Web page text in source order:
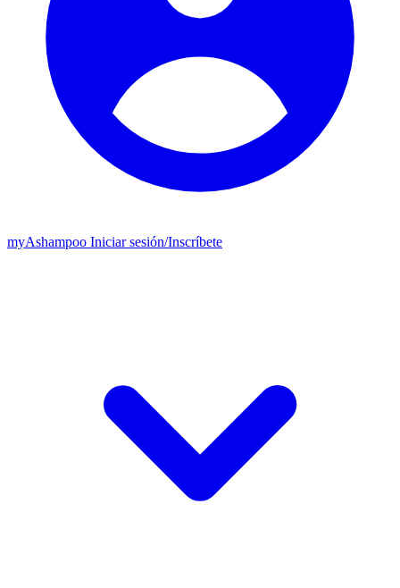
myAshampoo Iniciar sesión/Inscríbete